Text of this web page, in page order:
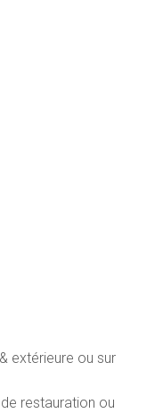
extérieure ou sur
restauration ou